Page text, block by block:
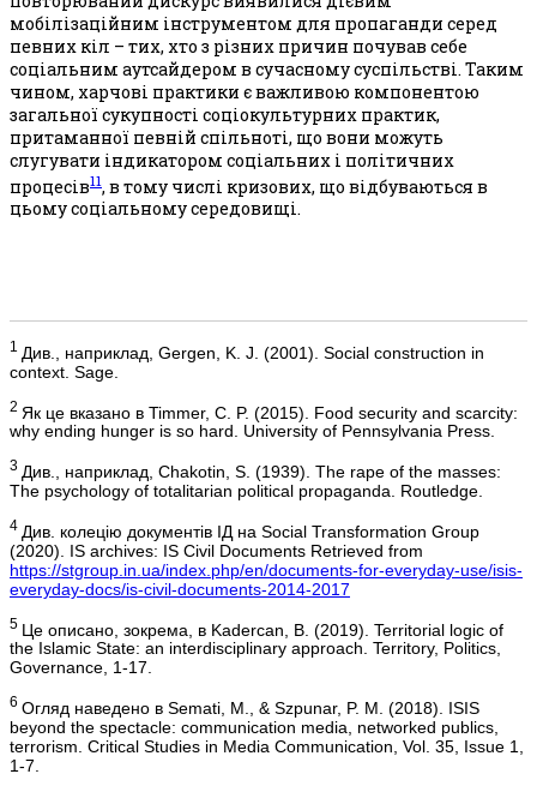
мобілізаційним інструментом для пропаганди серед
певних кіл – тих, хто з різних причин почував себе
соціальним аутсайдером в сучасному суспільстві. Таким
чином, харчові практики є важливою компонентою
загальної сукупності соціокультурних практик,
притаманної певній спільноті, що вони можуть
слугувати індикатором соціальних і політичних
процесів11, в тому числі кризових, що відбуваються в
цьому соціальному середовищі.
1 Див., наприклад, Gergen, K. J. (2001). Social construction in
context. Sage.
2 Як це вказано в Timmer, C. P. (2015). Food security and scarcity:
why ending hunger is so hard. University of Pennsylvania Press.
3 Див., наприклад, Chakotin, S. (1939). The rape of the masses:
The psychology of totalitarian political propaganda. Routledge.
4 Див. колецію документів ІД на Social Transformation Group
(2020). IS archives: IS Civil Documents Retrieved from
https://stgroup.in.ua/index.php/en/documents-for-everyday-use/isis-
everyday-docs/is-civil-documents-2014-2017
5 Це описано, зокрема, в Kadercan, B. (2019). Territorial logic of
the Islamic State: an interdisciplinary approach. Territory, Politics,
Governance, 1-17.
6 Огляд наведено в Semati, M., & Szpunar, P. M. (2018). ISIS
beyond the spectacle: communication media, networked publics,
terrorism. Critical Studies in Media Communication, Vol. 35, Issue 1,
1-7.